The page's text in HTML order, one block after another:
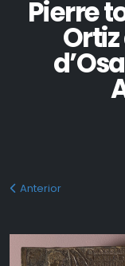
Pierre
Anterior